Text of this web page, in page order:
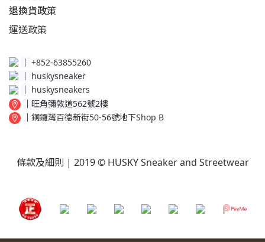
退換貨政策​
運送政策​
│ +852-63855260
│ huskysneaker
huskysneakers
│ 旺角彌敦道562號2樓
│ 銅鑼灣百德新街50-56號地下Shop B
條款及細則 | 2019 © HUSKY Sneaker and Streetwear